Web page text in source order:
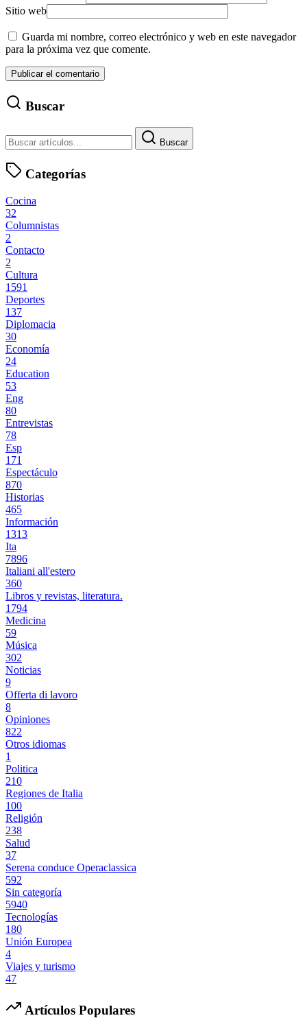
Sitio web
Guarda mi nombre, correo electrónico y web en este navegador
para la próxima vez que comente.
Buscar
Buscar
Categorías
Cocina
32
Columnistas
2
Contacto
2
Cultura
1591
Deportes
137
Diplomacia
30
Economía
24
Education
53
Eng
80
Entrevistas
78
Esp
171
Espectáculo
870
Historias
465
Información
1313
Ita
7896
Italiani all'estero
360
Libros y revistas, literatura.
1794
Medicina
59
Música
302
Noticias
9
Offerta di lavoro
8
Opiniones
822
Otros idiomas
1
Politica
210
Regiones de Italia
100
Religión
238
Salud
37
Serena conduce Operaclassica
592
Sin categoría
5940
Tecnologías
180
Unión Europea
4
Viajes y turismo
47
Artículos Populares